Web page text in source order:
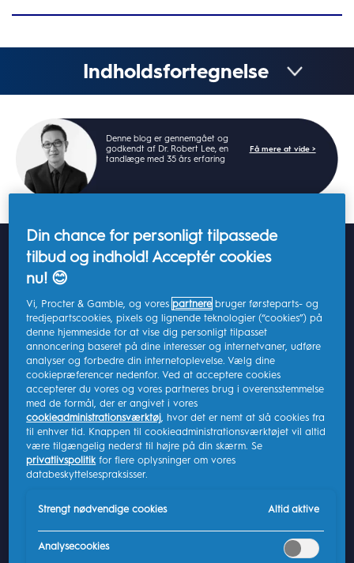
Indholdsfortegnelse
Denne blog er gennemgået og
godkendt af Dr. Robert Lee, en
tandlæge med 35 års erfaring
Få mere at vide >
Vigtige pointer
Der er flere forskellige årsager til hævede smagsløg, men de
kan også få dem i mere alvorlige tilfælde som en allergisk
reaktion eller et traume i munden.
I de fleste tilfælde vil hævede smagsløg ikke kræve et besøg
hos lægen eller tandlægen. Men hvis du fortsat har hævede
smagsløg efter en uge, og de stadig er smertefulde, bør du
opsøge en læge og få en ordentlig diagnose
For at mindske risikoen for hævede smagsløg skal du sørge
for at have en god mundplejerutine. Det betyder, at du skal
børste tænder mindst to gange om dagen, bruge tandtråd
og mundskylle samt besøge din tandlæge og tandplejer til
Stress og angst kan forårsage hævede smagsløg, hvilket
viser, hvor tæt din mundhygiejne er forbundet med dit
fysiske og mentale velbefindende. Det er vigtigt for hele din
Din chance for personligt tilpassede
tilbud og indhold! Acceptér cookies
nu! 😊
Vi, Procter & Gamble, og vorespartnere bruger førsteparts- og
tredjepartscookies, pixels og lignende teknologier (“cookies”) på
denne hjemmeside for at vise dig personligt tilpasset
annoncering baseret på dine interesser og internetvaner, udføre
analyser og forbedre din internetoplevelse. Vælg dine
cookiepræferencer nedenfor. Ved at acceptere cookies
accepterer du vores og vores partneres brug i overensstemmelse
med de formål, der er angivet i vores
cookieadministrationsværktøj , hvor det er nemt at slå cookies fra
til enhver tid. Knappen til cookieadministrationsværktøjet vil altid
være tilgængelig nederst til højre på din skærm. Se
privatlivspolitik for flere oplysninger om vores
databeskyttelsespraksisser.
Strengt nødvendige cookies Altid aktive
Analysecookies